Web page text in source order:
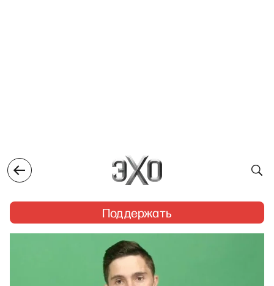
Поддержать